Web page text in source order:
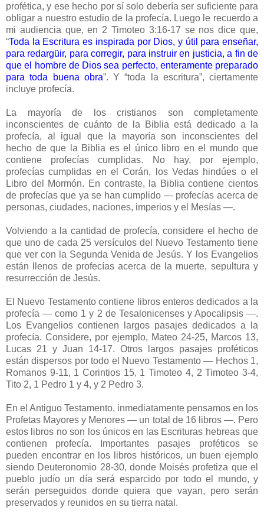
profética, y ese hecho por sí solo debería ser suficiente para
obligar a nuestro estudio de la profecía. Luego le recuerdo a
mi audiencia que, en 2 Timoteo 3:16-17 se nos dice que,
“Toda la Escritura es inspirada por Dios, y útil para enseñar,
para redargüir, para corregir, para instruir en justicia, a fin de
que el hombre de Dios sea perfecto, enteramente preparado
para toda buena obra”. Y “toda la escritura”, ciertamente
incluye profecía.
La mayoría de los cristianos son completamente
inconscientes de cuánto de la Biblia está dedicado a la
profecía, al igual que la mayoría son inconscientes del
hecho de que la Biblia es el único libro en el mundo que
contiene profecías cumplidas. No hay, por ejemplo,
profecías cumplidas en el Corán, los Vedas hindúes o el
Libro del Mormón. En contraste, la Biblia contiene cientos
de profecías que ya se han cumplido — profecías acerca de
personas, ciudades, naciones, imperios y el Mesías —.
Volviendo a la cantidad de profecía, considere el hecho de
que uno de cada 25 versículos del Nuevo Testamento tiene
que ver con la Segunda Venida de Jesús. Y los Evangelios
están llenos de profecías acerca de la muerte, sepultura y
resurrección de Jesús.
El Nuevo Testamento contiene libros enteros dedicados a la
profecía — como 1 y 2 de Tesalonicenses y Apocalipsis —.
Los Evangelios contienen largos pasajes dedicados a la
profecía. Considere, por ejemplo, Mateo 24-25, Marcos 13,
Lucas 21 y Juan 14-17. Otros largos pasajes proféticos
están dispersos por todo el Nuevo Testamento — Hechos 1,
Romanos 9-11, 1 Corintios 15, 1 Timoteo 4, 2 Timoteo 3-4,
Tito 2, 1 Pedro 1 y 4, y 2 Pedro 3.
En el Antiguo Testamento, inmediatamente pensamos en los
Profetas Mayores y Menores — un total de 16 libros —. Pero
estos libros no son los únicos en las Escrituras hebreas que
contienen profecía. Importantes pasajes proféticos se
pueden encontrar en los libros históricos, un buen ejemplo
siendo Deuteronomio 28-30, donde Moisés profetiza que el
pueblo judío un día será esparcido por todo el mundo, y
serán perseguidos donde quiera que vayan, pero serán
preservados y reunidos en su tierra natal.